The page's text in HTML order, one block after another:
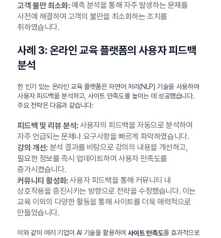
고객 불만 최소화:예측 분석을 통해 자주 발생하는 문제를
사전에 해결하여 고객의 불만을 최소화하는 조치를
취하였습니다.
사례 3: 온라인 교육 플랫폼의 사용자 피드백
분석
한 인기 있는 온라인 교육 플랫폼은 자연어 처리(NLP) 기술을 사용하여
사용자 피드백을 분석하고, 사이트 만족도를 높이는 데 성공했습니다.
주요 전략은 다음과 같습니다:
피드백 및 리뷰 분석:사용자의 피드백을 자동으로 분석하여
자주 언급되는 문제나 요구사항을 빠르게 파악하였습니다.
강의 개선:분석 결과를 바탕으로 강의의 내용을 개선하고,
필요한 정보를 즉시 업데이트하여 사용자 만족도를
증가시켰습니다.
커뮤니티 활성화:사용자 피드백을 통해 커뮤니티 내
상호작용을 증진시키는 방향으로 전략을 수정했습니다. 이는
교육 이외의 다양한 활동을 통해 사이트를 더욱 매력적으로
만들었습니다.
이와 같이 여러 기업이 AI 기술을 활용하여 사이트 만족도를 효과적으로